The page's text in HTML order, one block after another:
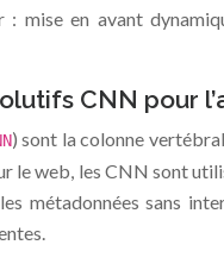
: mise en avant
CNN pour
) sont la colonne
le web, les CNN sont
métadonnées sans